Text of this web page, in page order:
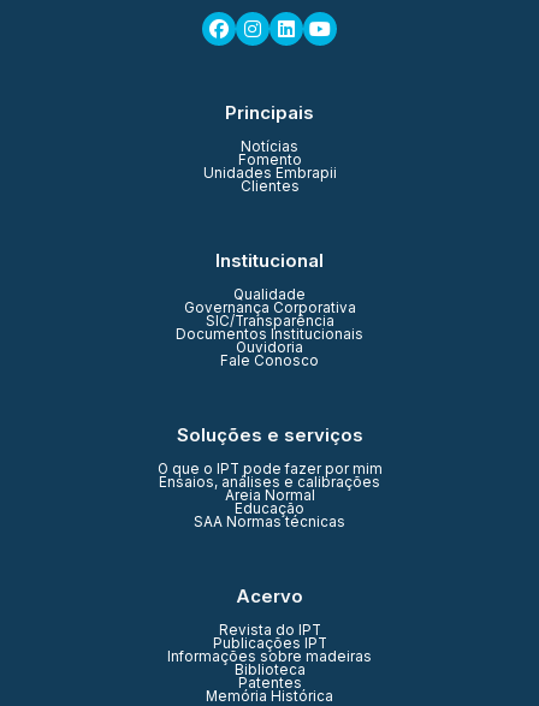
Principais
Notícias
Fomento
Unidades Embrapii
Clientes
Institucional
Qualidade
Governança Corporativa
SIC/Transparência
Documentos Institucionais
Ouvidoria
Fale Conosco
Soluções e serviços
O que o IPT pode fazer por mim
Ensaios, análises e calibrações
Areia Normal
Educação
SAA Normas técnicas
Acervo
Revista do IPT
Publicações IPT
Informações sobre madeiras
Biblioteca
Patentes
Memória Histórica